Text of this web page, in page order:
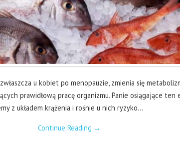
u kobiet po menopauzie, zmienia się
prawidłową pracę organizmu. Panie osiągające ten
z układem krążenia i rośnie u nich ryzyko…
Continue Reading →